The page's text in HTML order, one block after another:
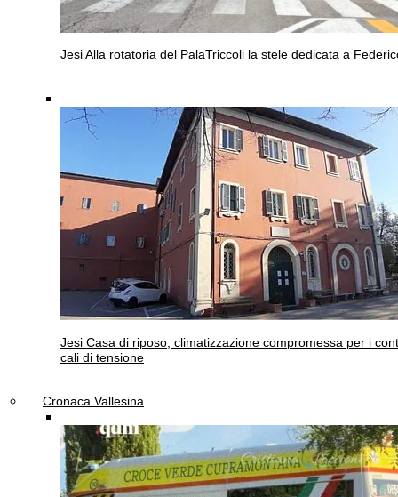
Jesi Alla rotatoria del PalaTriccoli la stele dedicata a
Jesi Casa di riposo, climatizzazione compromessa per i
cali di tensione
Cronaca Vallesina